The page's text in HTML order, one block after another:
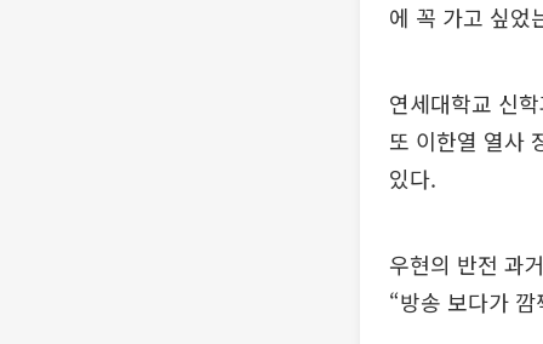
에 꼭 가고 싶었
연세대학교 신
또 이한열 열사
있다.
우현의 반전 과
“방송 보다가